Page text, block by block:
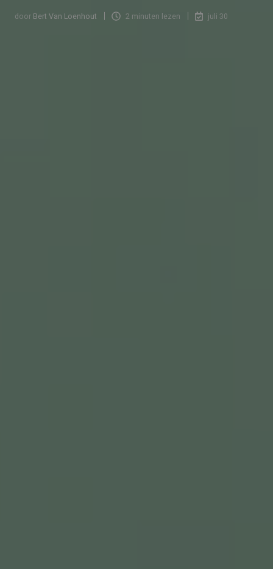
door Bert Van Loenhout 2 minuten lezen juli 30